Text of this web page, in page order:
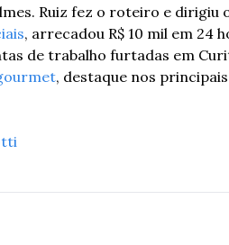
Ruiz fez o roteiro e dirigiu
, arrecadou R$ 10 mil em 24
de trabalho furtadas em
, destaque nos